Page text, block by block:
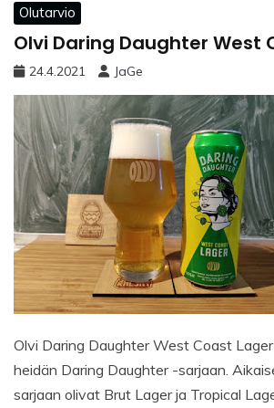
Olutarvio
Olvi Daring Daughter West
24.4.2021 JaGe
Olvi Daring Daughter West Coast
heidän Daring Daughter -sarjaan.
sarjaan olivat Brut Lager ja Tropical